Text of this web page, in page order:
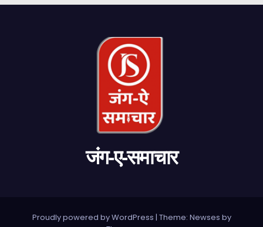
जंग-ए-समाचार
Proudly powered by WordPress | Theme: Newses by